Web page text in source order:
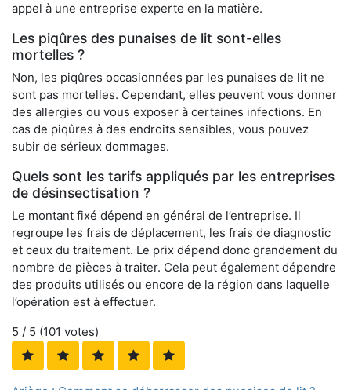
appel à une entreprise experte en la matière.
Les piqûres des punaises de lit sont-elles
mortelles ?
Non, les piqûres occasionnées par les punaises de lit ne
sont pas mortelles. Cependant, elles peuvent vous donner
des allergies ou vous exposer à certaines infections. En
cas de piqûres à des endroits sensibles, vous pouvez
subir de sérieux dommages.
Quels sont les tarifs appliqués par les entreprises
de désinsectisation ?
Le montant fixé dépend en général de l’entreprise. Il
regroupe les frais de déplacement, les frais de diagnostic
et ceux du traitement. Le prix dépend donc grandement du
nombre de pièces à traiter. Cela peut également dépendre
des produits utilisés ou encore de la région dans laquelle
l’opération est à effectuer.
5 / 5 (101 votes)